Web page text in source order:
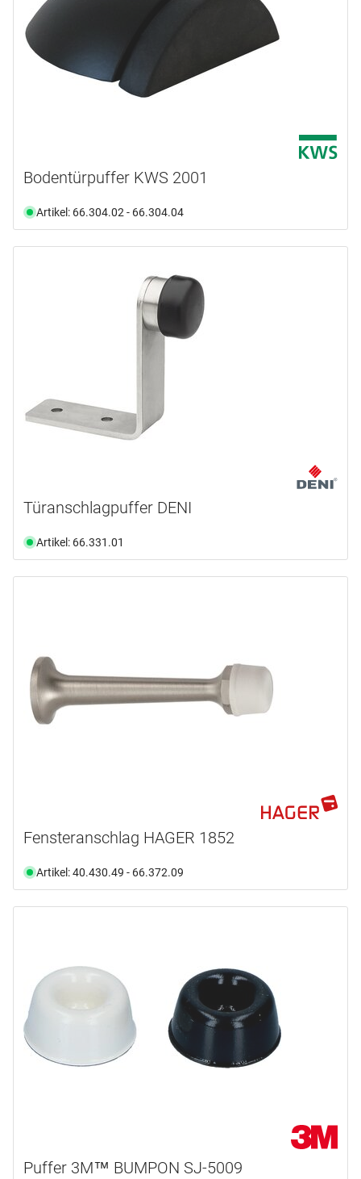
Bodentürpuffer KWS 2001
Artikel: 66.304.02 - 66.304.04
Türanschlagpuffer DENI
Artikel: 66.331.01
Fensteranschlag HAGER 1852
Artikel: 40.430.49 - 66.372.09
Puffer 3M™ BUMPON SJ-5009